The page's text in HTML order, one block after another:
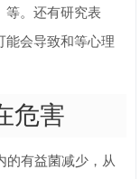
等。还有研究表
能会导致和等心理
危害
的有益菌减少，从